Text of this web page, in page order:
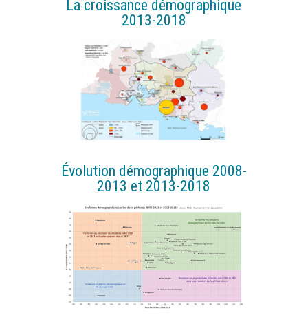
La croissance démographique
2013-2018
Évolution démographique 2008-
2013 et 2013-2018